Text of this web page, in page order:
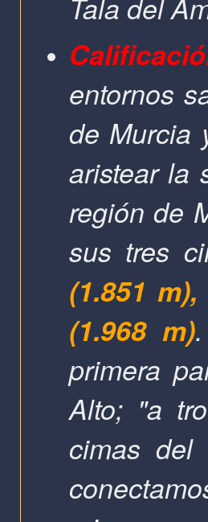
Tala del
entornos
de Murcia
aristear la
región de
sus tres
(1.851
(1.968 m)
primera
Alto; "a
cimas